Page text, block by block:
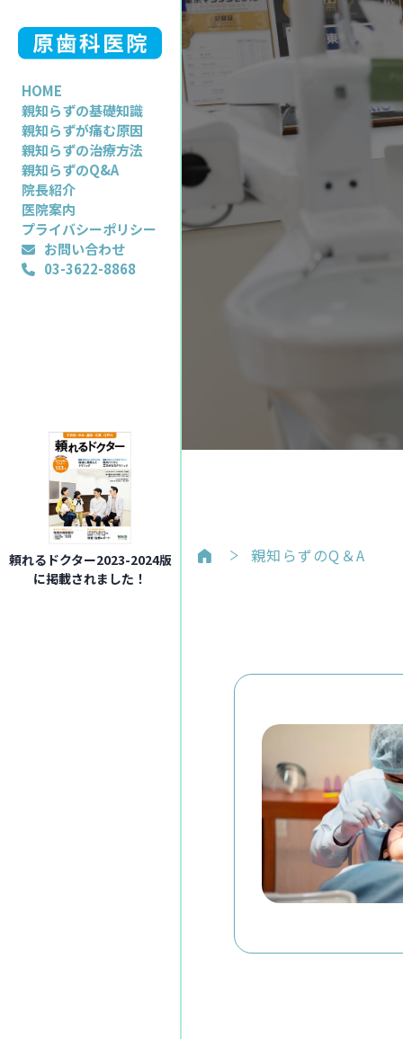
HOME
親知らずの基礎知識
親知らずが痛む原因
親知らずの治療方法
親知らずのQ&A
院長紹介
医院案内
プライバシーポリシー
お問い合わせ
03-3622-8868
頼れるドクター2023-2024版
に掲載されました！
親知らずのQ＆A